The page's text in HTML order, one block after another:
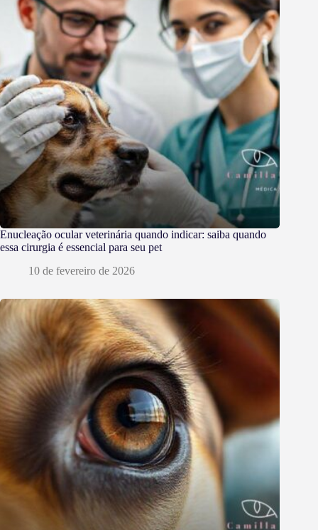
Enucleação ocular veterinária quando indicar: saiba quando
essa cirurgia é essencial para seu pet
10 de fevereiro de 2026